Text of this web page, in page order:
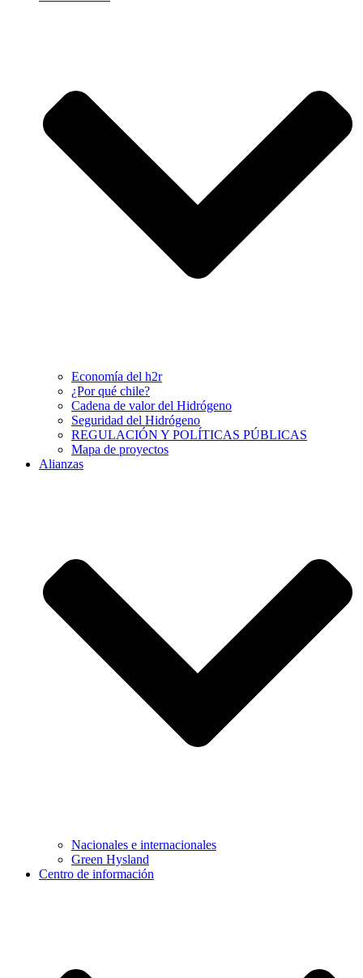
Economía del h2r
¿Por qué chile?
Cadena de valor del Hidrógeno
Seguridad del Hidrógeno
REGULACIÓN Y POLÍTICAS PÚBLICAS
Mapa de proyectos
Alianzas
Nacionales e internacionales
Green Hysland
Centro de información